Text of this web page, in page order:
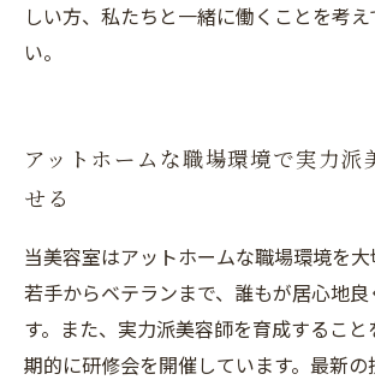
しい方、私たちと一緒に働くことを考
い。
アットホームな職場環境で実力派
せる
当美容室はアットホームな職場環境を大
若手からベテランまで、誰もが居心地
す。また、実力派美容師を育成すること
期的に研修会を開催しています。最新の